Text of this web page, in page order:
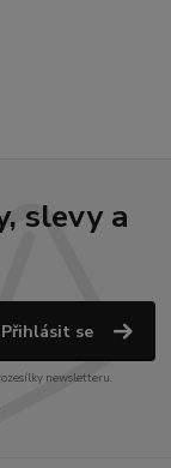
slevy a
Přihlásit se
newsletteru.